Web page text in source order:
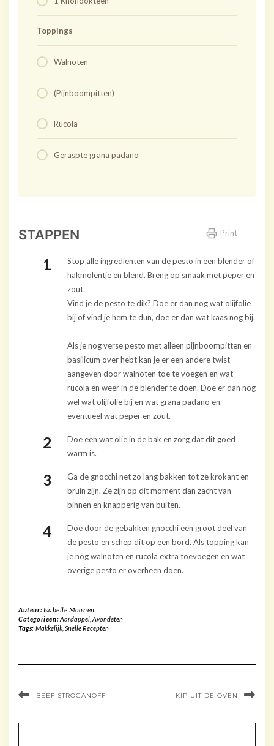
Toppings
Walnoten
(Pijnboompitten)
Rucola
Geraspte grana padano
Print
STAPPEN
Stop alle ingrediënten van de pesto in een blender of
hakmolentje en blend. Breng op smaak met peper en
zout.
Vind je de pesto te dik? Doe er dan nog wat olijfolie
bij of vind je hem te dun, doe er dan wat kaas nog bij.
Als je nog verse pesto met alleen pijnboompitten en
basilicum over hebt kan je er een andere twist
aangeven door walnoten toe te voegen en wat
rucola en weer in de blender te doen. Doe er dan nog
wel wat olijfolie bij en wat grana padano en
eventueel wat peper en zout.
Doe een wat olie in de bak en zorg dat dit goed
warm is.
Ga de gnocchi net zo lang bakken tot ze krokant en
bruin zijn. Ze zijn op dit moment dan zacht van
binnen en knapperig van buiten.
Doe door de gebakken gnocchi een groot deel van
de pesto en schep dit op een bord. Als topping kan
je nog walnoten en rucola extra toevoegen en wat
overige pesto er overheen doen.
Auteur:Isabelle Moonen
Categorieën:Aardappel, Avondeten
Tags: Makkelijk, Snelle Recepten
BEEF STROGANOFF KIP UIT DE OVEN